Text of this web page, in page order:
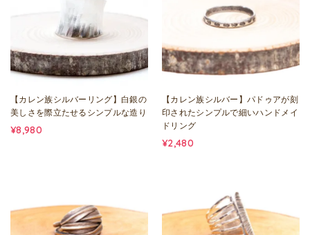
【カレン族シルバーリング】白銀の
美しさを際立たせるシンプルな造り
¥8,980
【カレン族シルバー】パドゥアが刻
印されたシンプルで細いハンドメイ
ドリング
¥2,480